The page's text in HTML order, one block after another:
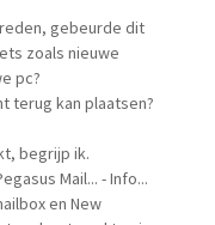
gebeurde dit
zoals nieuwe
pc?
terug kan plaatsen?
begrijp ik.
Mail... - Info...
en New